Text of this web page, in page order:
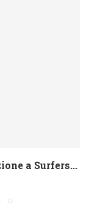
a Surfers...